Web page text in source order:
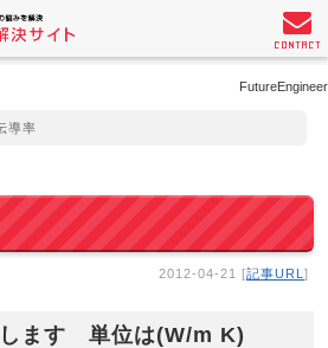
FutureEngineer
導率
2012-04-21 [記事URL ]
ます 単位は(W/m K)
CONTACT